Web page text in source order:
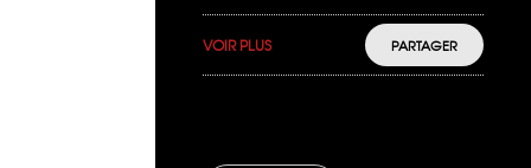
VOIR PLUS PARTAGER